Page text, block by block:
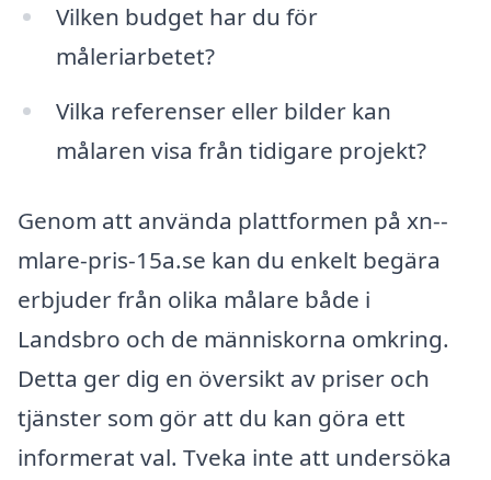
Vilken budget har du för
måleriarbetet?
Vilka referenser eller bilder kan
målaren visa från tidigare projekt?
Genom att använda plattformen på xn--
mlare-pris-15a.se kan du enkelt begära
erbjuder från olika målare både i
Landsbro och de människorna omkring.
Detta ger dig en översikt av priser och
tjänster som gör att du kan göra ett
informerat val. Tveka inte att undersöka